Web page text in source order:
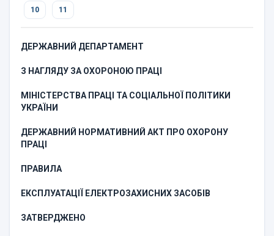
10 11
ДЕРЖАВНИЙ ДЕПАРТАМЕНТ
З НАГЛЯДУ ЗА ОХОРОНОЮ ПРАЦІ
МІНІСТЕРСТВА ПРАЦІ ТА СОЦІАЛЬНОЇ ПОЛІТИКИ
УКРАЇНИ
ДЕРЖАВНИЙ НОРМАТИВНИЙ АКТ ПРО ОХОРОНУ
ПРАЦІ
ПРАВИЛА
ЕКСПЛУАТАЦІЇ ЕЛЕКТРОЗАХИСНИХ ЗАСОБІВ
ЗАТВЕРДЖЕНО